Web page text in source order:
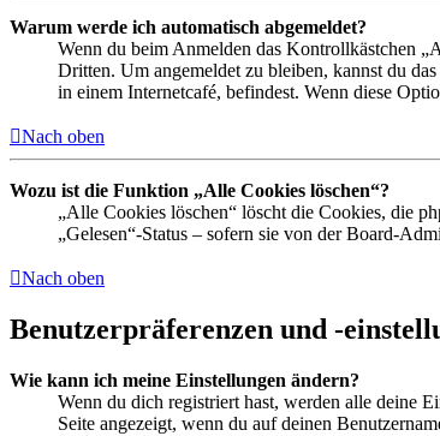
Warum werde ich automatisch abgemeldet?
Wenn du beim Anmelden das Kontrollkästchen
Dritten. Um angemeldet zu bleiben, kannst du
in einem Internetcafé, befindest. Wenn diese
Nach oben
Wozu ist die Funktion „Alle Cookies löschen“?
„Alle Cookies löschen“ löscht die Cookies, die
„Gelesen“-Status – sofern sie von der Board-
Nach oben
Benutzerpräferenzen und -
Wie kann ich meine Einstellungen ändern?
Wenn du dich registriert hast, werden alle deine
Seite angezeigt, wenn du auf deinen